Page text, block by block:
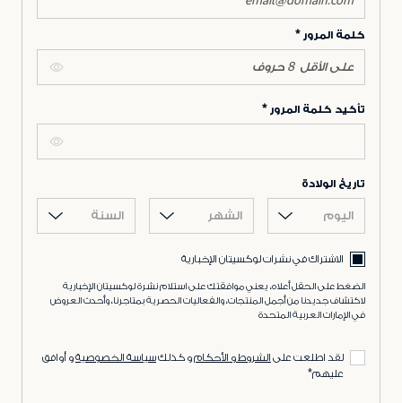
كلمة المرور
تأكيد كلمة المرور
تاريخ الولادة
اليوم الشهر السنة
الاشتراك في نشرات لوكسيتان الإخبارية
الضغط على الحقل أعلاه، يعني موافقتك على استلام نشرة لوكسيتان الإخبارية
لاكتشاف جديدنا من أجمل المنتجات، والفعاليات الحصرية بمتاجرنا، وأحدث العروض
في الإمارات العربية المتحدة
لقد اطلعت على الشروط و الأحكامو كذلكسياسة الخصوصيةو أوافق
عليهم*